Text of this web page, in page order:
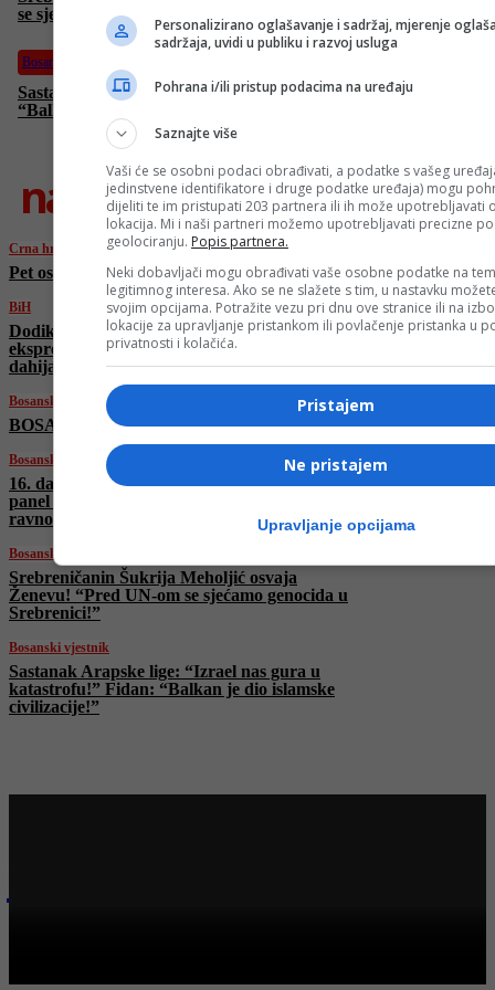
se sjećamo genocida u Srebrenici!”
Bosanski vjestnik
Sastanak Arapske lige: “Izrael nas gura u katastrofu!” Fidan:
“Balkan je dio islamske civilizacije!”
najnovije
Crna hronika
Pet osoba povrijeđeno u sudaru kod Kalesije
BiH
Dodik napao članove SDS-a, stigao mu
ekspresan odgovor: “Opasnost si ti sa svojim
dahijama”
Bosanski vjestnik
BOSANSKI VJESTNIK – 21. 6. 2025.
Bosanski vjestnik
16. dani BHAAAS-a: Održan inspirativan
panel na temu “Žene u medicini: osnaživanje i
ravnoteža”
Bosanski vjestnik
Srebreničanin Šukrija Meholjić osvaja
Ženevu! “Pred UN-om se sjećamo genocida u
Srebrenici!”
Bosanski vjestnik
Sastanak Arapske lige: “Izrael nas gura u
katastrofu!” Fidan: “Balkan je dio islamske
civilizacije!”
Personalizirano oglašavanje i sadržaj, mjerenje
sadržaja, uvidi u publiku i razvoj usluga
Pohrana i/ili pristup podacima na uređaju
Saznajte više
Vaši će se osobni podaci obrađivati, a podatke s vašeg
jedinstvene identifikatore i druge podatke uređaja) mogu
dijeliti te im pristupati 203 partnera ili ih može upotrebljavati
lokacija. Mi i naši partneri možemo upotrebljavati precizne
geolociranju. Popis partnera.
Neki dobavljači mogu obrađivati vaše osobne podatke na
legitimnog interesa. Ako se ne slažete s tim, u nastavku
svojim opcijama. Potražite vezu pri dnu ove stranice ili na
lokacije za upravljanje pristankom ili povlačenje pristanka u
privatnosti i kolačića.
Pristajem
Ne pristajem
Upravljanje opcijama